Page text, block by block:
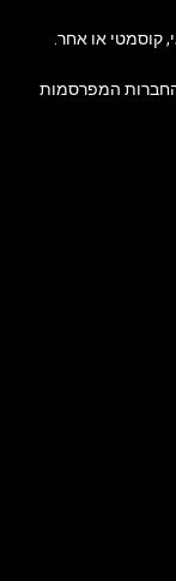
קוסמטי או אחר.
החברות המפרסמות